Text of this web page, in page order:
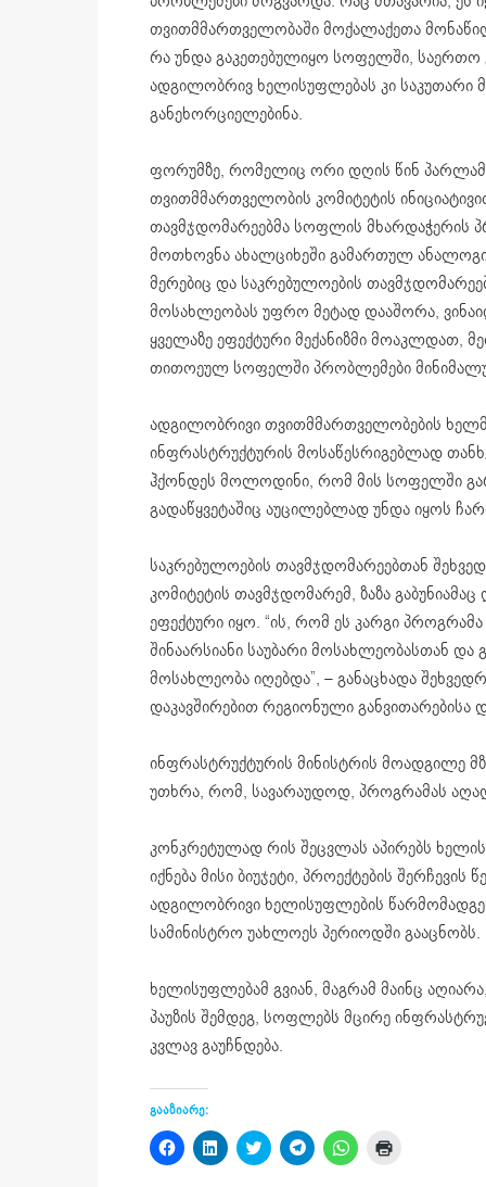
თვითმმართველობაში მოქალაქეთა
რა უნდა გაკეთებულიყო სოფელში, საერთო
ადგილობრივ ხელისუფლებას კი საკუთარი
განეხორციელებინა.
ფორუმზე, რომელიც ორი დღის წინ
თვითმმართველობის კომიტეტის
თავმჯდომარეებმა სოფლის მხარდაჭერის
მოთხოვნა ახალციხეში გამართულ
მერებიც და საკრებულოების
მოსახლეობას უფრო მეტად დააშორა,
ყველაზე ეფექტური მექანიზმი მოაკლდათ,
თითოეულ სოფელში პრობლემები
ადგილობრივი თვითმმართველობების
ინფრასტრუქტურის მოსაწესრიგებლად
ჰქონდეს მოლოდინი, რომ მის სოფელში
გადაწყვეტაშიც აუცილებლად უნდა იყოს
საკრებულოების თავმჯდომარეებთან
კომიტეტის თავმჯდომარემ, ზაზა
ეფექტური იყო. “ის, რომ ეს კარგი
შინაარსიანი საუბარი მოსახლეობასთან
მოსახლეობა იღებდა”, – განაცხადა
დაკავშირებით რეგიონული განვითარებისა
ინფრასტრუქტურის მინისტრის მოადგილე
უთხრა, რომ, სავარაუდოდ, პროგრამას
კონკრეტულად რის შეცვლას აპირებს
იქნება მისი ბიუჯეტი, პროექტების
ადგილობრივი ხელისუფლების
სამინისტრო უახლოეს პერიოდში გააცნობს.
ხელისუფლებამ გვიან, მაგრამ მაინც
პაუზის შემდეგ, სოფლებს მცირე
კვლავ გაუჩნდება.
გააზიარე:
Click
to
Click
to
Click
to
Click
to
Click
to